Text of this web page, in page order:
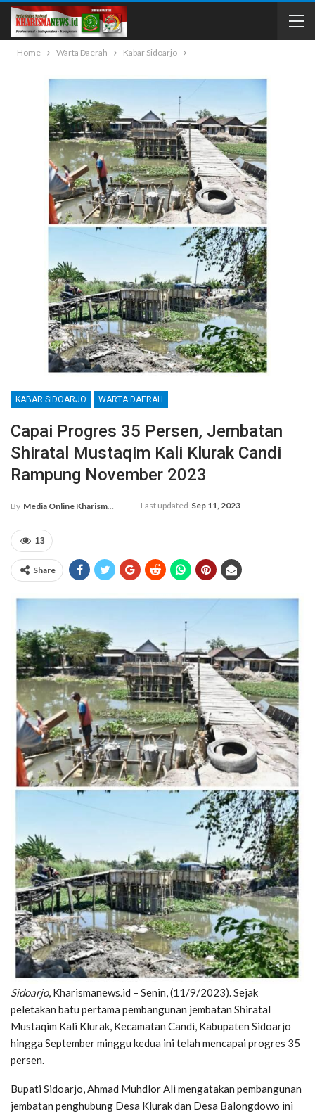
Home Warta Daerah Kabar Sidoarjo
KABAR SIDOARJO WARTA DAERAH
Capai Progres 35 Persen, Jembatan
Shiratal Mustaqim Kali Klurak Candi
Rampung November 2023
By Media Online Kharismanews.id Last updated Sep 11, 2023
13
Share
Sidoarjo, Kharismanews.id – Senin, (11/9/2023). Sejak
peletakan batu pertama pembangunan jembatan Shiratal
Mustaqim Kali Klurak, Kecamatan Candi, Kabupaten Sidoarjo
hingga September minggu kedua ini telah mencapai progres 35
persen.
Bupati Sidoarjo, Ahmad Muhdlor Ali mengatakan pembangunan
jembatan penghubung Desa Klurak dan Desa Balongdowo ini